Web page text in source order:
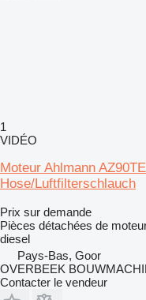
1
VIDÉO
Moteur Ahlmann
Hose/Luftfilterschlauch
Prix sur demande
Pièces détachées de
diesel
Pays-Bas, Goor
OVERBEEK
Contacter le vendeur